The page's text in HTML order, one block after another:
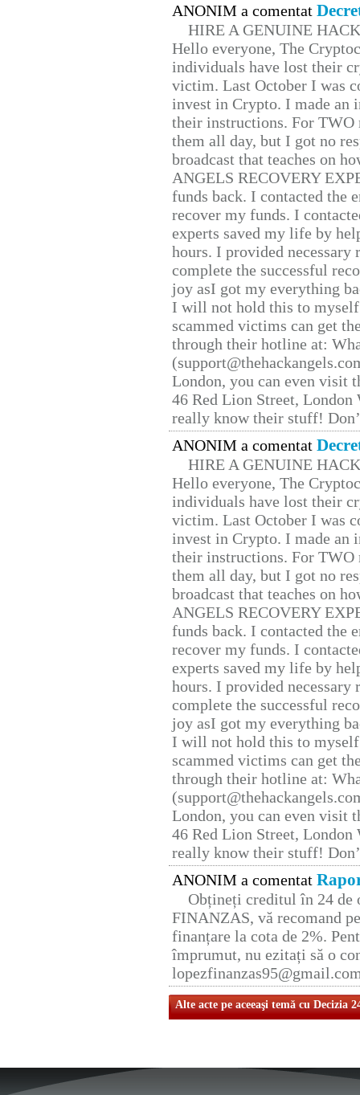
ANONIM a comentat
HIRE A GENUINE
Hello everyone, The
individuals have lost their
victim. Last October I was
invest in Crypto. I made
their instructions. For TWO
them all day, but I got no
broadcast that teaches on
ANGELS RECOVERY
funds back. I contacted the
recover my funds. I
experts saved my life by
hours. I provided
complete the successful
joy asI got my everything
I will not hold this to
scammed victims can get
through their hotline at:
London, you can even visit
46 Red Lion Street, London
really know their stuff!
ANONIM a comentat
HIRE A GENUINE
Hello everyone, The
individuals have lost their
victim. Last October I was
invest in Crypto. I made
their instructions. For TWO
them all day, but I got no
broadcast that teaches on
ANGELS RECOVERY
funds back. I contacted the
recover my funds. I
experts saved my life by
hours. I provided
complete the successful
joy asI got my everything
I will not hold this to
scammed victims can get
through their hotline at:
London, you can even visit
46 Red Lion Street, London
really know their stuff!
ANONIM a comentat
Obțineți creditul în 24 de
FINANZAS, vă recomand
finanțare la cota de 2%.
împrumut, nu ezitați să o
Alte acte pe aceeaşi temă cu Decizia